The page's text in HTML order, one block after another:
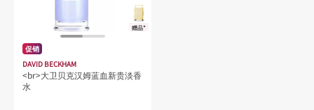
赠品*
促销
DAVID BECKHAM
<br>大卫贝克汉姆蓝血新贵淡香
水